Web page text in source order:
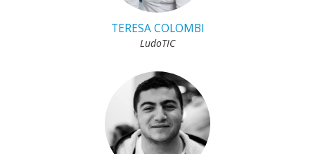
TERESA COLOMBI
LudoTIC